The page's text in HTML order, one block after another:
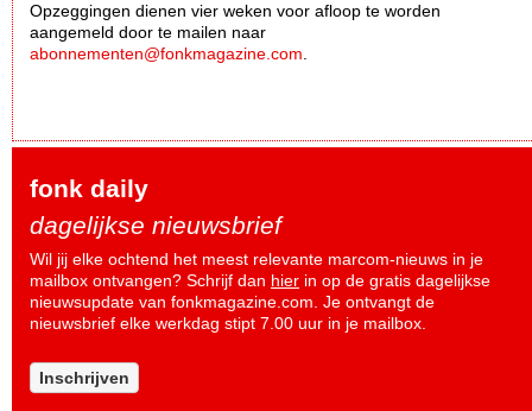
Opzeggingen dienen vier weken voor afloop te worden
aangemeld door te mailen naar
abonnementen@fonkmagazine.com.
fonk daily
dagelijkse nieuwsbrief
Wil jij elke ochtend het meest relevante marcom-nieuws in je
mailbox ontvangen? Schrijf dan hier in op de gratis dagelijkse
nieuwsupdate van fonkmagazine.com. Je ontvangt de
nieuwsbrief elke werkdag stipt 7.00 uur in je mailbox.
Inschrijven